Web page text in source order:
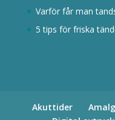
Varför får man
5 tips för friska
Akuttider